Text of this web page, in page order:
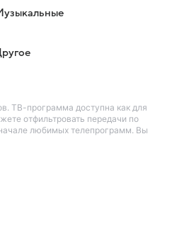
ТВ-программа доступна как для
отфильтровать передачи по
любимых телепрограмм. Вы